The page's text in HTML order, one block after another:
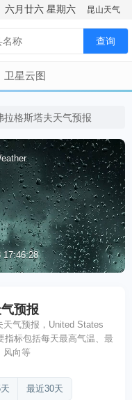
六月廿六 星期六 昆山天气
查询
卫星云图
拉格斯塔夫天气预报
17:46:28
预报
气预报，United States
指标包括每天最高气温、最
风向等
最近30天